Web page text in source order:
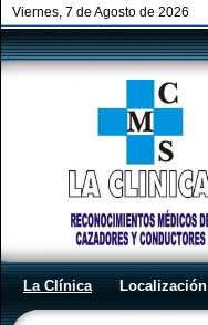
Viernes, 7 de Agosto de 2026
La Clínica Localización